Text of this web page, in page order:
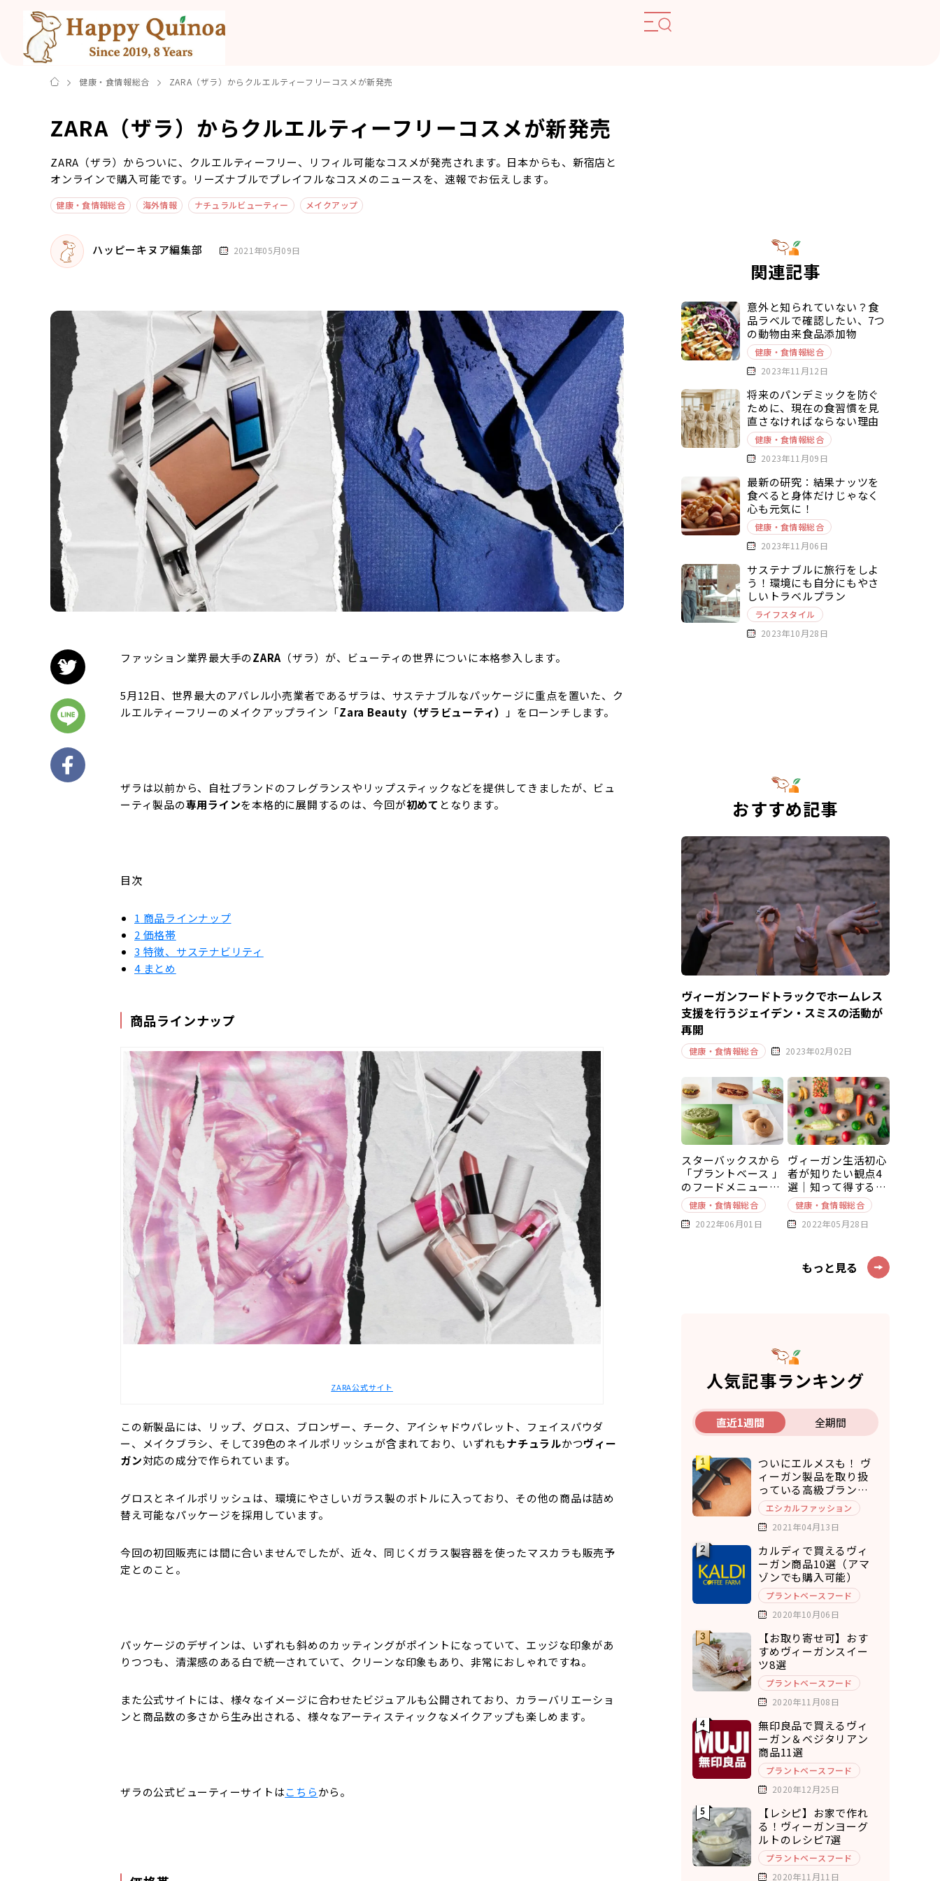
健康・食情報総合 ZARA（ザラ）からクルエルティーフリーコスメが新発売
ZARA（ザラ）からクルエルティーフリーコスメが新発売
ZARA（ザラ）からついに、クルエルティーフリー、リフィル可能なコスメが発売されます。日本からも、新宿店と
オンラインで購入可能です。リーズナブルでプレイフルなコスメのニュースを、速報でお伝えします。
健康・食情報総合 海外情報 ナチュラルビューティー メイクアップ
ハッピーキヌア編集部 2021年05月09日
ファッション業界最大手のZARA （ザラ）が、ビューティの世界についに本格参入します。
5月12日、世界最大のアパレル小売業者であるザラは、サステナブルなパッケージに重点を置いた、ク
ルエルティーフリーのメイクアップライン「Zara Beauty（ザラビューティ） 」をローンチします。
ザラは以前から、自社ブランドのフレグランスやリップスティックなどを提供してきましたが、ビュ
ーティ製品の専用ラインを本格的に展開するのは、今回が初めて となります。
目次
1 商品ラインナップ
2 価格帯
3 特徴、サステナビリティ
4まとめ
商品ラインナップ
ZARA公式サイト
この新製品には、リップ、グロス、ブロンザー、チーク、アイシャドウパレット、フェイスパウダ
ー、メイクブラシ、そして39色のネイルポリッシュが含まれており、いずれもナチュラルかつヴィー
ガン対応の成分で作られています。
グロスとネイルポリッシュは、環境にやさしいガラス製のボトルに入っており、その他の商品は詰め
替え可能なパッケージを採用しています。
今回の初回販売には間に合いませんでしたが、近々、同じくガラス製容器を使ったマスカラも販売予
定とのこと。
パッケージのデザインは、いずれも斜めのカッティングがポイントになっていて、エッジな印象があ
りつつも、清潔感のある白で統一されていて、クリーンな印象もあり、非常におしゃれですね。
また公式サイトには、様々なイメージに合わせたビジュアルも公開されており、カラーバリエーショ
ンと商品数の多さから生み出される、様々なアーティスティックなメイクアップも楽しめます。
ザラの公式ビューティーサイトはこちらから。
関連記事
意外と知られていない？食
品ラベルで確認したい、7つ
の動物由来食品添加物
健康・食情報総合
2023年11月12日
将来のパンデミックを防ぐ
ために、現在の食習慣を見
直さなければならない理由
健康・食情報総合
2023年11月09日
最新の研究：結果ナッツを
食べると身体だけじゃなく
心も元気に！
健康・食情報総合
2023年11月06日
サステナブルに旅行をしよ
う！環境にも自分にもやさ
しいトラベルプラン
ライフスタイル
2023年10月28日
おすすめ記事
ヴィーガンフードトラックでホームレス
支援を行うジェイデン・スミスの活動が
再開
健康・食情報総合 2023年02月02日
スターバックスから
「プラントベース 」
のフードメニューが
新発売
健康・食情報総合
2022年06月01日
ヴィーガン生活初心
者が知りたい観点4
選｜知って得する豆
知識～基本編～
健康・食情報総合
2022年05月28日
もっと見る
人気記事ランキング
直近1週間 全期間
ついにエルメスも！ ヴ
ィーガン製品を取り扱
っている高級ブランド7
選エシカルファッション
2021年04月13日
カルディで買えるヴィ
ーガン商品10選（アマ
ゾンでも購入可能）
プラントベースフード
2020年10月06日
【お取り寄せ可】おす
すめヴィーガンスイー
ツ8選
プラントベースフード
2020年11月08日
無印良品で買えるヴィ
ーガン＆ベジタリアン
商品11選
プラントベースフード
2020年12月25日
【レシピ】お家で作れ
る！ヴィーガンヨーグ
ルトのレシピ7選
プラントベースフード
2020年11月11日